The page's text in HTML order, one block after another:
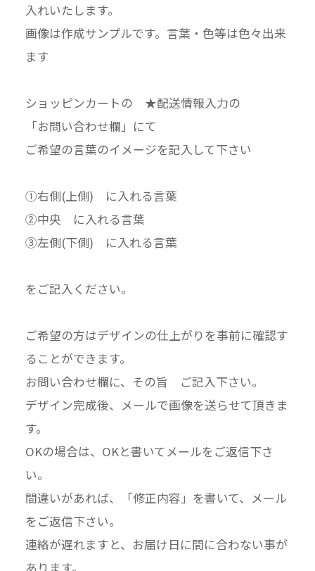
入れいたします。
画像は作成サンプルです。言葉・色等は色々出来
ます
ショッピンカートの ★配送情報入力の
「お問い合わせ欄」にて
ご希望の言葉のイメージを記入して下さい
①右側(上側) に入れる言葉
②中央 に入れる言葉
③左側(下側) に入れる言葉
をご記入ください。
ご希望の方はデザインの仕上がりを事前に確認す
ることができます。
お問い合わせ欄に、その旨 ご記入下さい。
デザイン完成後、メールで画像を送らせて頂きま
す。
OKの場合は、OKと書いてメールをご返信下さ
い。
間違いがあれば、「修正内容」を書いて、メール
をご返信下さい。
連絡が遅れますと、お届け日に間に合わない事が